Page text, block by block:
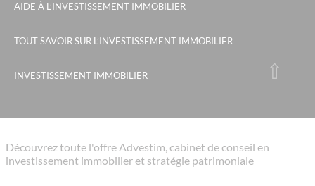
AIDE À L’INVESTISSEMENT IMMOBILIER
TOUT SAVOIR SUR L’INVESTISSEMENT IMMOBILIER
INVESTISSEMENT IMMOBILIER
Découvrez toute l'offre Advestim, cabinet de conseil en
investissement immobilier et stratégie patrimoniale